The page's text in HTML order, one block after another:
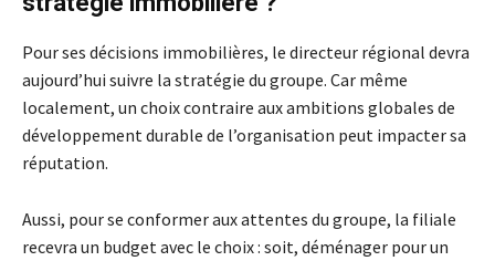
Pour ses décisions immobilières, le directeur régional devra
aujourd’hui suivre la stratégie du groupe. Car même
localement, un choix contraire aux ambitions globales de
développement durable de l’organisation peut impacter sa
réputation.
Aussi, pour se conformer aux attentes du groupe, la filiale
recevra un budget avec le choix : soit, déménager pour un